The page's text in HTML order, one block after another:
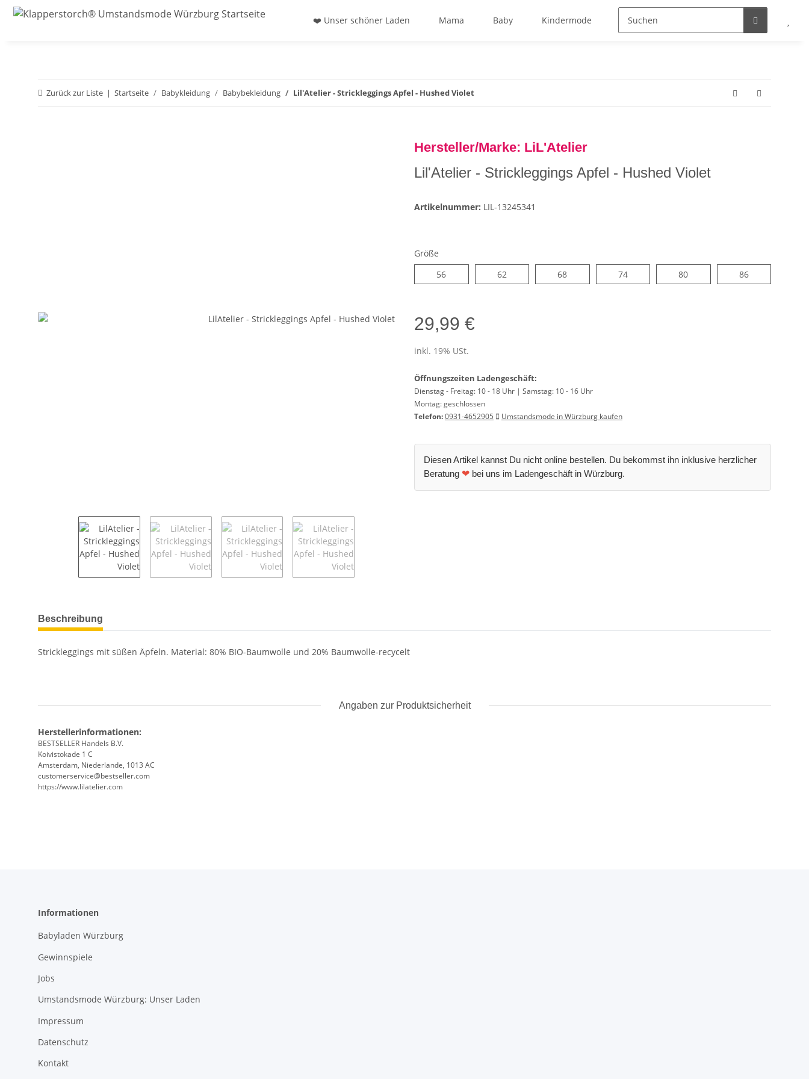
❤️ Unser schöner Laden Mama Baby Kindermode Neu Schenken
Zurück zur Liste Startseite Babykleidung Babybekleidung Lil'Atelier - Strickleggings Apfel - Hushed Violet
Hersteller/Marke: LiL'Atelier
Lil'Atelier - Strickleggings Apfel - Hushed Violet
Artikelnummer: LIL-13245341
Größe
5656 6262 6868 7474 8080 8686
29,99 €
inkl. 19% USt.
Öffnungszeiten Ladengeschäft:
Dienstag - Freitag: 10 - 18 Uhr | Samstag: 10 - 16 Uhr
Montag: geschlossen
Telefon:0931-4652905 Umstandsmode in Würzburg kaufen
Diesen Artikel kannst Du nicht online bestellen. Du bekommst ihn inklusive herzlicher
Beratung ❤ bei uns im Ladengeschäft in Würzburg.
weitere Registerkarten anzeigen
Beschreibung
Strickleggings mit süßen Äpfeln. Material: 80% BIO-Baumwolle und 20% Baumwolle-recycelt
Angaben zur Produktsicherheit
Herstellerinformationen:
BESTSELLER Handels B.V.
Koivistokade 1 C
Amsterdam, Niederlande, 1013 AC
customerservice@bestseller.com
https://www.lilatelier.com
Informationen
Babyladen Würzburg
Gewinnspiele
Jobs
Umstandsmode Würzburg: Unser Laden
Impressum
Datenschutz
Kontakt